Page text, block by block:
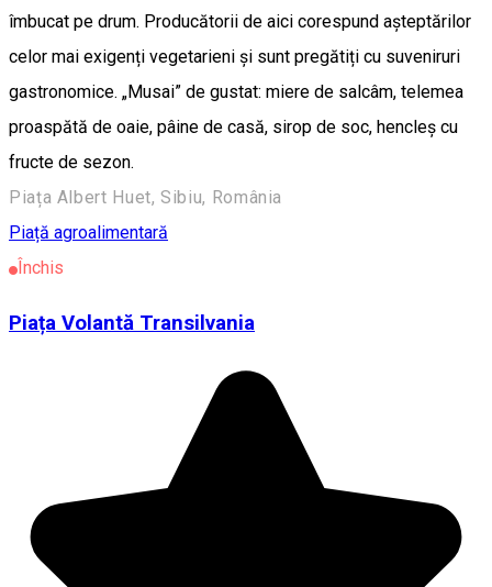
îmbucat pe drum. Producătorii de aici corespund așteptărilor
celor mai exigenți vegetarieni și sunt pregătiți cu suveniruri
gastronomice. „Musai” de gustat: miere de salcâm, telemea
proaspătă de oaie, pâine de casă, sirop de soc, hencleș cu
fructe de sezon.
Piața Albert Huet, Sibiu, România
Piață agroalimentară
Închis
Piața Volantă Transilvania